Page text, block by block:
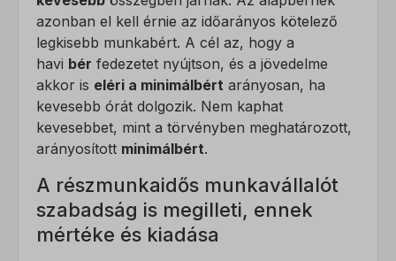
azonban el kell érnie az időarányos kötelező
legkisebb munkabért. A cél az, hogy a
havi bér fedezetet nyújtson, és a jövedelme
akkor is eléri a minimálbért arányosan, ha
kevesebb órát dolgozik. Nem kaphat
kevesebbet, mint a törvényben meghatározott,
arányosított minimálbért.
A részmunkaidős munkavállalót
szabadság is megilleti, ennek
mértéke és kiadása
SLO_G_WPT_TO
SLO_GWPT_Show_Hide_tmp
SLO_wptGlobTipTmp
ssm_au_c
ucp_tabs